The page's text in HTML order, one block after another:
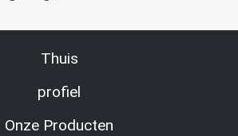
Thuis
profiel
Onze Producten